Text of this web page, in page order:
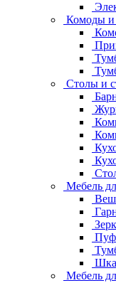
Комоды
Столы и
Мебель
Мебель